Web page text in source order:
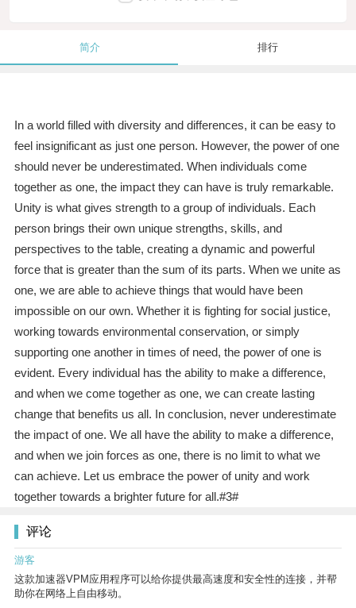
简介 排行
In a world filled with diversity and differences, it can be easy to
feel insignificant as just one person. However, the power of one
should never be underestimated. When individuals come
together as one, the impact they can have is truly remarkable.
Unity is what gives strength to a group of individuals. Each
person brings their own unique strengths, skills, and
perspectives to the table, creating a dynamic and powerful
force that is greater than the sum of its parts. When we unite as
one, we are able to achieve things that would have been
impossible on our own. Whether it is fighting for social justice,
working towards environmental conservation, or simply
supporting one another in times of need, the power of one is
evident. Every individual has the ability to make a difference,
and when we come together as one, we can create lasting
change that benefits us all. In conclusion, never underestimate
the impact of one. We all have the ability to make a difference,
and when we join forces as one, there is no limit to what we
can achieve. Let us embrace the power of unity and work
together towards a brighter future for all.#3#
评论
游客
这款加速器VPM应用程序可以给你提供最高速度和安全性的连接，并帮
助你在网络上自由移动。